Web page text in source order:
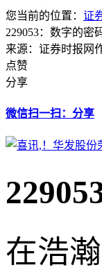
您当前的位置： 证
229053：数字的密
来源：证券时报网
点赞
分享
微信扫一扫：分享
在浩